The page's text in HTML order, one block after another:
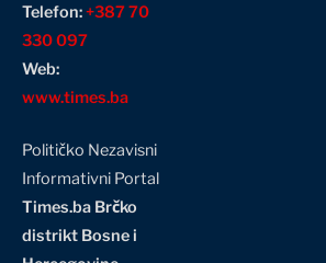
Telefon:+387 70
330 097
Web:
www.times.ba
Političko Nezavisni
Informativni Portal
Times.ba Brčko
distrikt Bosne i